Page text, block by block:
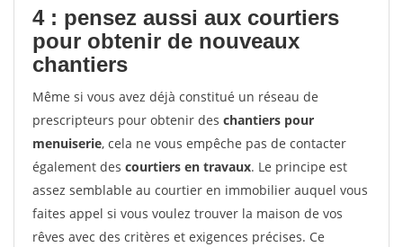
4 : pensez aussi aux courtiers
pour obtenir de nouveaux
chantiers
Même si vous avez déjà constitué un réseau de
prescripteurs pour obtenir des chantiers pour
menuiserie, cela ne vous empêche pas de contacter
également des courtiers en travaux. Le principe est
assez semblable au courtier en immobilier auquel vous
faites appel si vous voulez trouver la maison de vos
rêves avec des critères et exigences précises. Ce